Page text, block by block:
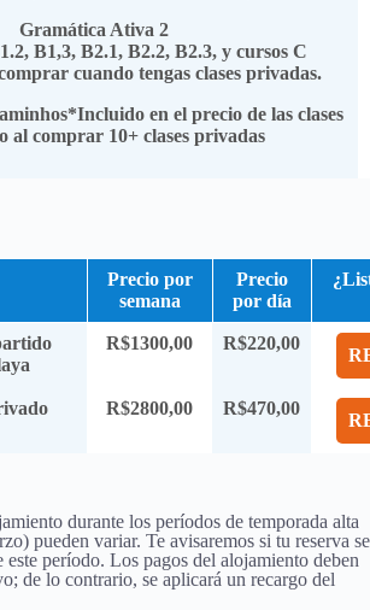
Gramática Ativa 2
B1,3, B2.1, B2.2, B2.3, y cursos C
cuando tengas clases privadas.
*Incluido en el precio de las clases
al comprar 10+ clases privadas
Precio por
semana
Precio
por día
R$1300,00 R$220,00
R$2800,00 R$470,00
durante los períodos de temporada alta
pueden variar. Te avisaremos si tu reserva se
este período. Los pagos del alojamiento deben
de lo contrario, se aplicará un recargo del